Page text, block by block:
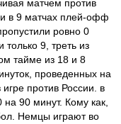
матчем против
в 9 матчах плей-офф
ровно 0
только 9, треть из
тайме из 18 и 8
проведенных на
против России. в
90 минут. Кому как,
Немцы играют во